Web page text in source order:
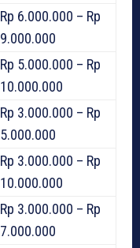
Rp 6.000.000 – Rp
9.000.000
Rp 5.000.000 – Rp
10.000.000
Rp 3.000.000 – Rp
5.000.000
Rp 3.000.000 – Rp
10.000.000
Rp 3.000.000 – Rp
7.000.000